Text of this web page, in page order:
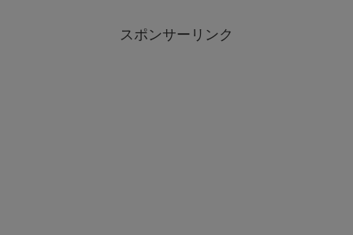
スポンサーリンク